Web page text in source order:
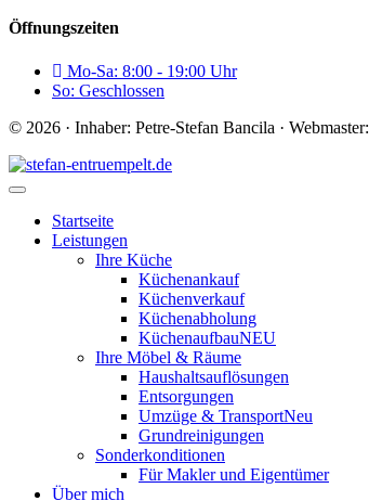
Öffnungszeiten
Mo-Sa: 8:00 - 19:00 Uhr
So: Geschlossen
© 2026 · Inhaber: Petre-Stefan Bancila · Webmaster:
Startseite
Leistungen
Ihre Küche
Küchenankauf
Küchenverkauf
Küchenabholung
KüchenaufbauNEU
Ihre Möbel & Räume
Haushaltsauflösungen
Entsorgungen
Umzüge & TransportNeu
Grundreinigungen
Sonderkonditionen
Für Makler und Eigentümer
Über mich